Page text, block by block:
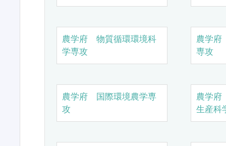
農学府 物質循環環境科
学専攻
農学
専攻
農学府 国際環境農学専
攻
農学
生産科